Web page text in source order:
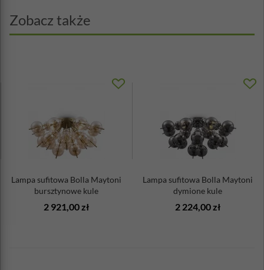
opatentowanego blokera ultrafioletowego do składu chemicznego
farby, co zapewnia stabilność farby i minimalizuje zużycie.
Gwint żarówki: E27
Max. moc żarówki: 60W
Klasa energetyczna: A++-E
Stopień ochrony IP: 43
Uwaga: produkt może wymagać samodzielnego złożenia.
Zobacz także
Lampa sufitowa Bolla Maytoni
bursztynowe kule
2 921,00 zł
Lampa sufitowa Bolla Maytoni
dymione kule
2 224,00 zł